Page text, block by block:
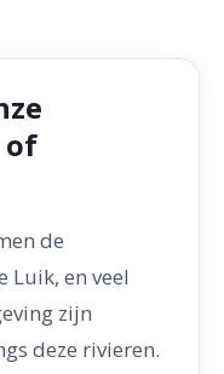
of
de
Luik, en veel
zijn
deze rivieren.